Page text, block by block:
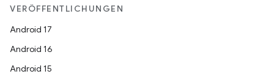
VERÖFFENTLICHUNGEN
Android 17
Android 16
Android 15